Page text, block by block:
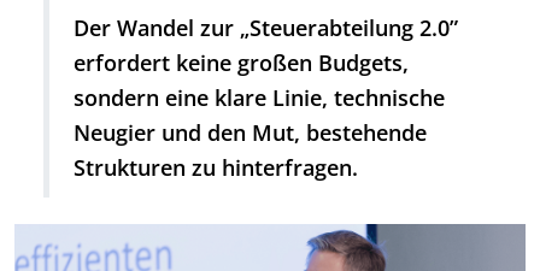
Der Wandel zur „Steuerabteilung 2.0”
erfordert keine großen Budgets,
sondern eine klare Linie, technische
Neugier und den Mut, bestehende
Strukturen zu hinterfragen.